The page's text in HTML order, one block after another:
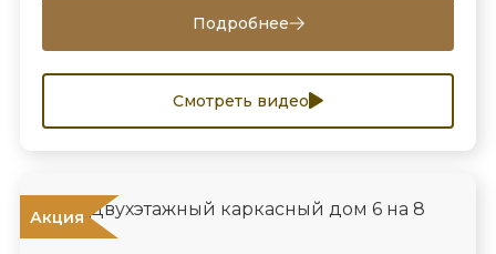
Подробнее
Смотреть видео
Акция